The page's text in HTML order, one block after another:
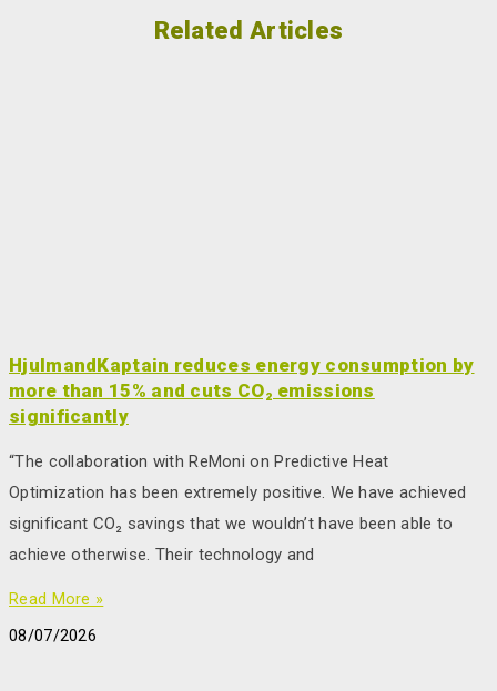
Related Articles
HjulmandKaptain reduces energy consumption by
more than 15% and cuts CO₂ emissions
significantly
“The collaboration with ReMoni on Predictive Heat
Optimization has been extremely positive. We have achieved
significant CO₂ savings that we wouldn’t have been able to
achieve otherwise. Their technology and
Read More »
08/07/2026